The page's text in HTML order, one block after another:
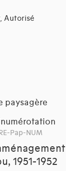
Autorisé
paysagère
Pap-NUM
1951-1952